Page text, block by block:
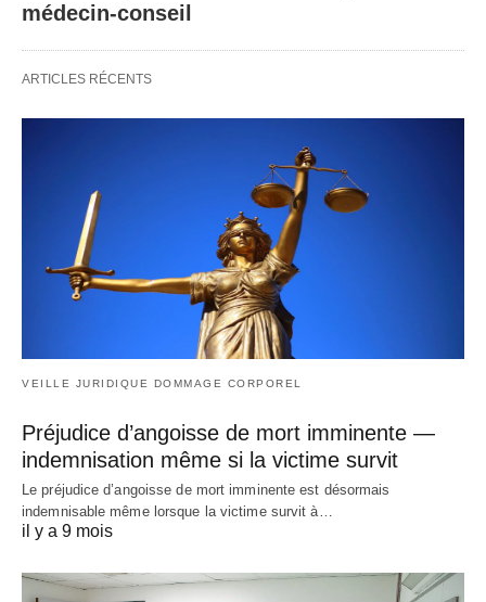
médecin-conseil
ARTICLES RÉCENTS
VEILLE JURIDIQUE DOMMAGE CORPOREL
Préjudice d’angoisse de mort imminente —
indemnisation même si la victime survit
Le préjudice d’angoisse de mort imminente est désormais
indemnisable même lorsque la victime survit à…
il y a 9 mois